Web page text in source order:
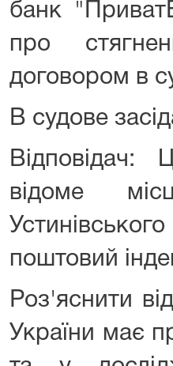
банк
про
договором в
В судове
Відповідач:
відоме
поштовий
Роз'яснити
України має